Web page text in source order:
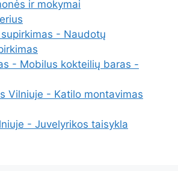
ir mokymai
- Naudotų
- Mobilus kokteilių baras -
Vilniuje - Katilo montavimas
- Juvelyrikos taisykla